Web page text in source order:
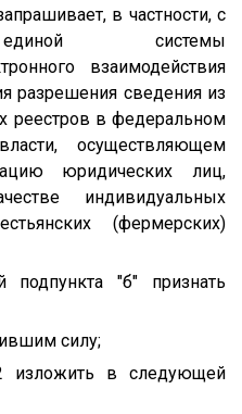
в частности, с
системы
взаимодействия
разрешения сведения из
реестров в федеральном
осуществляющем
юридических лиц,
индивидуальных
(фермерских)
"б" признать
силу;
изложить в следующей